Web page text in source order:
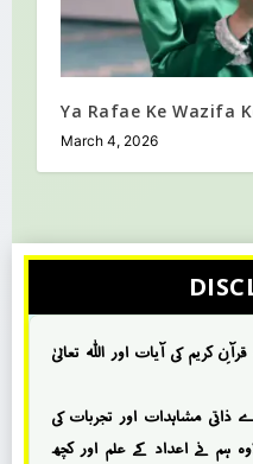
Ya Rafae Ke Wazifa
March 4, 2026
کریم کی آیات اور اللہ تعالیٰ
ذاتی مشاہدات اور تجربات کی
ہم نے اعداد کے علم اور کچھ